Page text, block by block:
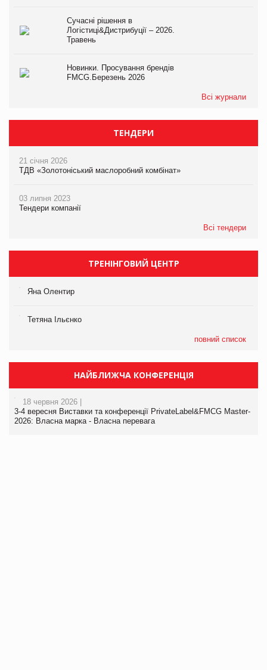
Сучасні рішення в
Логістиці&Дистрибуції – 2026.
Травень
Новинки. Просування брендів
FMCG.Березень 2026
Всі журнали
ТЕНДЕРИ
21 січня 2026
ТДВ «Золотоніський маслоробний комбінат»
03 липня 2023
Тендери компанії
Всі тендери
ТРЕНІНГОВИЙ ЦЕНТР
Яна Олентир
Тетяна Ільєнко
повний список
НАЙБЛИЖЧА КОНФЕРЕНЦІЯ
18 червня 2026 |
3-4 вересня Виставки та конференції PrivateLabel&FMCG Master-
2026: Власна марка - Власна перевага